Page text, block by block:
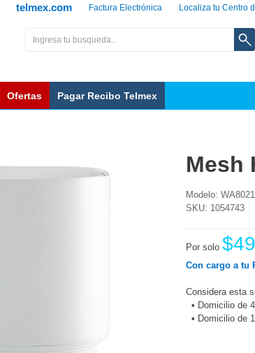
Localiza tu Centro
Factura Electrónica
telmex.com
Ofertas Pagar Recibo Telmex
Mesh
Modelo:
SKU: 1054743
Por solo $49
Con cargo a tu
Considera esta
• Domicilio de
• Domicilio de